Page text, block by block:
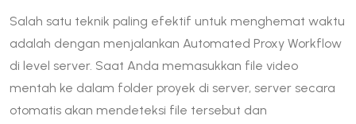
Salah satu teknik paling efektif untuk menghemat waktu
adalah dengan menjalankan Automated Proxy Workflow
di level server. Saat Anda memasukkan file video
mentah ke dalam folder proyek di server, server secara
otomatis akan mendeteksi file tersebut dan